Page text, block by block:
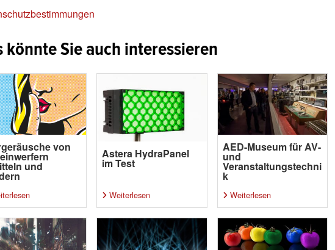
könnte Sie auch interessieren
von
und
Astera HydraPanel
im Test
Weiterlesen
AED-Museum für AV-
und
Veranstaltungstechni
k
Weiterlesen